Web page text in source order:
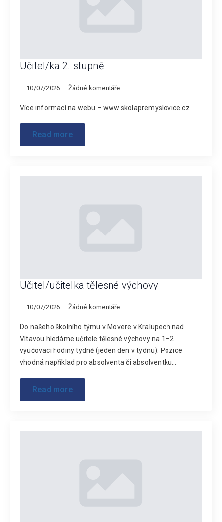
Učitel/ka 2. stupně
10/07/2026 Žádné komentáře
Více informací na webu – www.skolapremyslovice.cz
Read more
Učitel/učitelka tělesné výchovy
10/07/2026 Žádné komentáře
Do našeho školního týmu v Movere v Kralupech nad
Vltavou hledáme učitele tělesné výchovy na 1–2
vyučovací hodiny týdně (jeden den v týdnu). Pozice
vhodná například pro absolventa či absolventku…
Read more